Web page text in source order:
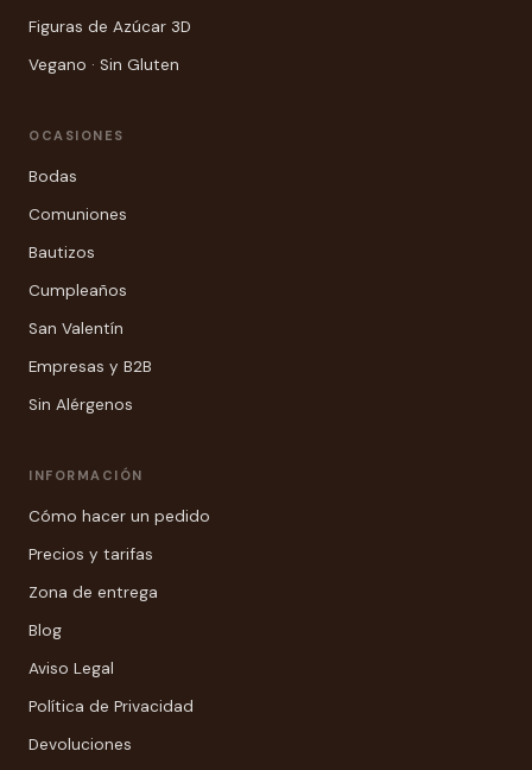
Figuras de Azúcar 3D
Vegano · Sin Gluten
OCASIONES
Bodas
Comuniones
Bautizos
Cumpleaños
San Valentín
Empresas y B2B
Sin Alérgenos
INFORMACIÓN
Cómo hacer un pedido
Precios y tarifas
Zona de entrega
Blog
Aviso Legal
Política de Privacidad
Devoluciones